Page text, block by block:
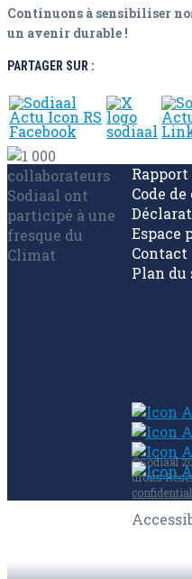
Continuons à sensibiliser
un avenir durable !
PARTAGER SUR :
Code
Espace
Contact
Plan du
©Sodiaal
droits